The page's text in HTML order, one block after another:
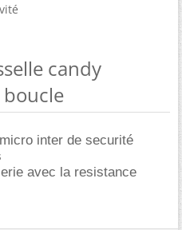
candy
inter de securité
avec la resistance